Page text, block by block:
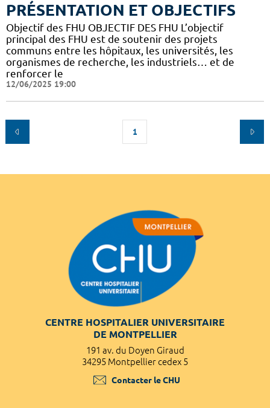
PRÉSENTATION ET OBJECTIFS
Objectif des FHU OBJECTIF DES FHU L’objectif
principal des FHU est de soutenir des projets
communs entre les hôpitaux, les universités, les
organismes de recherche, les industriels… et de
renforcer le
12/06/2025 19:00
1
CENTRE HOSPITALIER UNIVERSITAIRE
DE MONTPELLIER
191 av. du Doyen Giraud
34295 Montpellier cedex 5
Contacter le CHU